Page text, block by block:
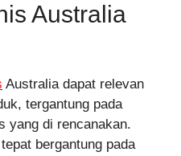
Australia
Australia dapat relevan
tergantung pada
yang di rencanakan.
bergantung pada